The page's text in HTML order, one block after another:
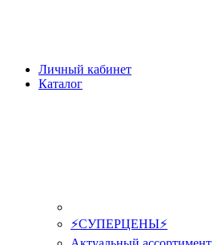
Личный кабинет
Каталог
⚡СУПЕРЦЕНЫ⚡